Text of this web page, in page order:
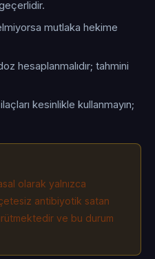
mutlaka hekime
hesaplanmalıdır; tahmini
kesinlikle kullanmayın;
olarak yalnızca
antibiyotik satan
ve bu durum